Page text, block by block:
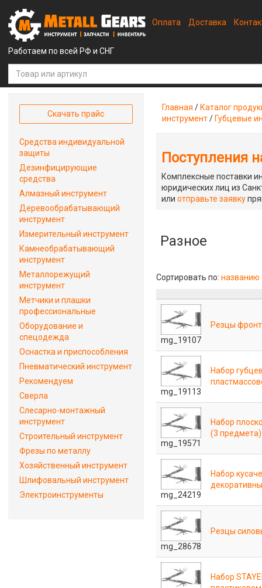
Работаем по всей РФ и СНГ
Оплата Доставка
Главная / Каталог
инструмент/ Губцевые
Поступления
Комплексные поставки
юридических лиц из
илиотправьте заявку
Разное
Сортировать по:названию
mg_19107
Резцы
mg_19113
Набор
mg_19571
Набор
(3 предмета)
mg_24219
Набор
mg_28678
Резцы
Набор
Скачать прайс
Средства индивидуальной
защиты
Дезинфицирующие
средства
Алмазный инструмент
Деревообрабатывающий
инструмент
Измерительный инструмент
Камнеобрабатывающий
инструмент
Металлорежущий
инструмент
Метчики и плашки
профессиональные
Оборудование и
спецодежда
Оснастка и приспособления
Пневматический инструмент
Рекомендуем
Сверла
Слесарно-монтажный
инструмент
Строительный инструмент
Фрезы по металлу
Хозяйственный инструмент
Шлифовальный инструмент
Электроинструменты